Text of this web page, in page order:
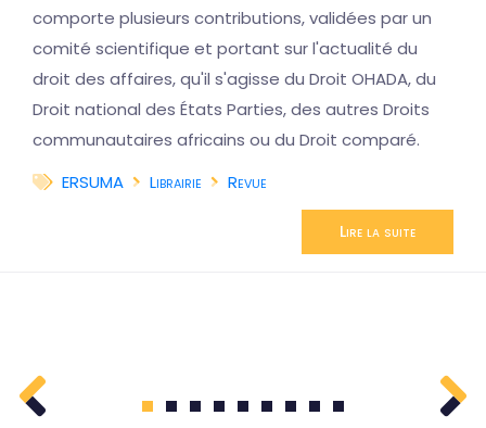
comporte plusieurs contributions, validées par un
comité scientifique et portant sur l'actualité du
droit des affaires, qu'il s'agisse du Droit OHADA, du
Droit national des États Parties, des autres Droits
communautaires africains ou du Droit comparé.
ERSUMA
Librairie Revue
Lire la suite
1 2 3 4 5 6 7 8 9